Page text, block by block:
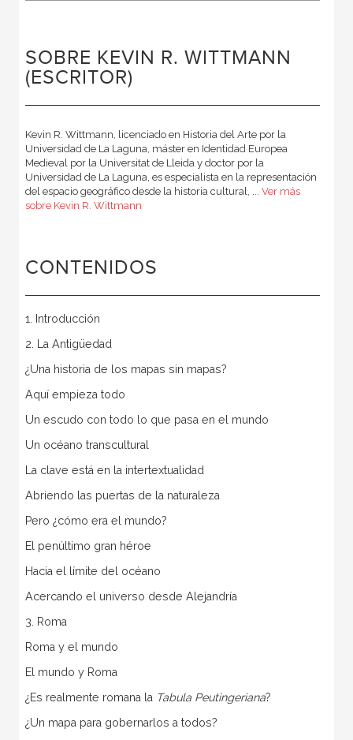
SOBRE KEVIN R. WITTMANN
(ESCRITOR)
Kevin R. Wittmann, licenciado en Historia del Arte por la
Universidad de La Laguna, máster en Identidad Europea
Medieval por la Universitat de Lleida y doctor por la
Universidad de La Laguna, es especialista en la representación
del espacio geográfico desde la historia cultural, ... Ver más
sobre Kevin R. Wittmann
CONTENIDOS
1. Introducción
2. La Antigüedad
¿Una historia de los mapas sin mapas?
Aquí empieza todo
Un escudo con todo lo que pasa en el mundo
Un océano transcultural
La clave está en la intertextualidad
Abriendo las puertas de la naturaleza
Pero ¿cómo era el mundo?
El penúltimo gran héroe
Hacia el límite del océano
Acercando el universo desde Alejandría
3. Roma
Roma y el mundo
El mundo y Roma
¿Es realmente romana la Tabula Peutingeriana?
¿Un mapa para gobernarlos a todos?